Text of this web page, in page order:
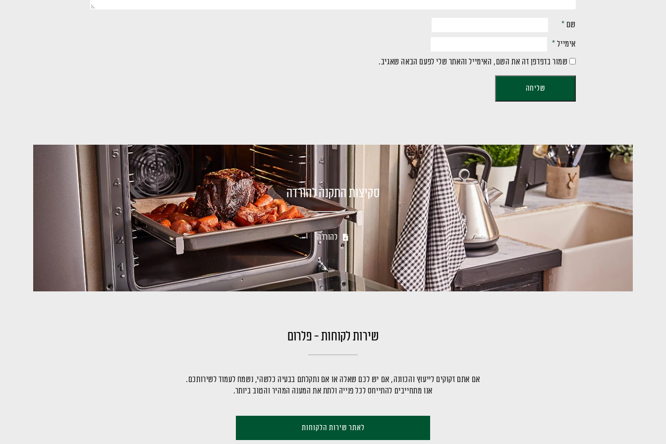
שם *
אימייל *
שמור בדפדפן זה את השם, האימייל והאתר שלי לפעם הבאה שאגיב.
סקיצות התקנה להורדה
להורדה
שירות לקוחות - פלרום
אם אתם זקוקים לייעוץ והכוונה, אם יש לכם שאלה או אם נתקלתם בבעיה כלשהי, נשמח לעמוד לשירותכם.
אנו מתחייבים להתייחס לכל פנייה ולתת את המענה המהיר והטוב ביותר.
לאתר שירות הלקוחות